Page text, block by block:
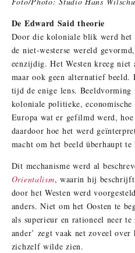
De Edward Said theorie
Door die koloniale blik werd het
de niet-westerse wereld
eenzijdig. Het Westen kreeg niet
maar ook geen alternatief
tijd de enige lens. Beeldvorming
koloniale politieke, economische
Europa wat er gefilmd werd,
daardoor hoe het werd
macht om het beeld überhaupt te
Dit mechanisme werd al
Orientalism, waarin hij beschrijft
door het Westen werd
anders. Niet om het Oosten te
als superieur en rationeel neer
ander’ zegt vaak net zoveel
zichzelf wilde zien.